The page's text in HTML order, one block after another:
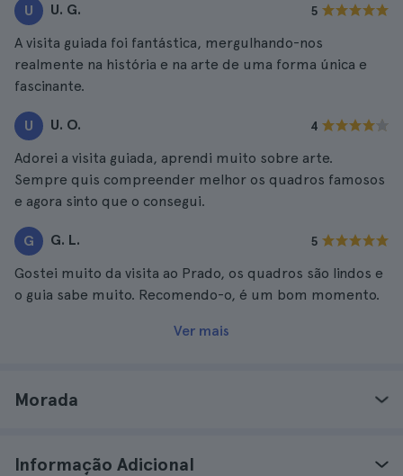
U U. G. 5
A visita guiada foi fantástica, mergulhando-nos
realmente na história e na arte de uma forma única e
fascinante.
U U. O. 4
Adorei a visita guiada, aprendi muito sobre arte.
Sempre quis compreender melhor os quadros famosos
e agora sinto que o consegui.
G G. L. 5
Gostei muito da visita ao Prado, os quadros são lindos e
o guia sabe muito. Recomendo-o, é um bom momento.
Ver mais
Morada
Informação Adicional